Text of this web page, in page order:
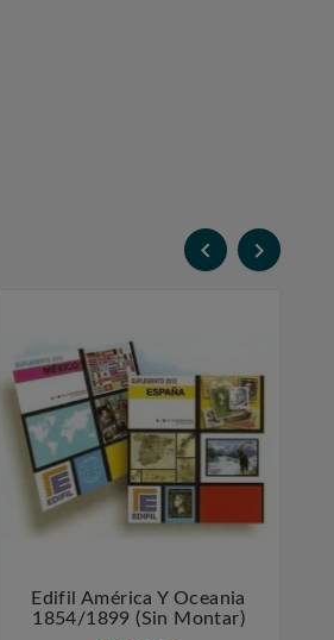
 
 
Edifil América Y Oceania
1854/1899 (sin Montar)